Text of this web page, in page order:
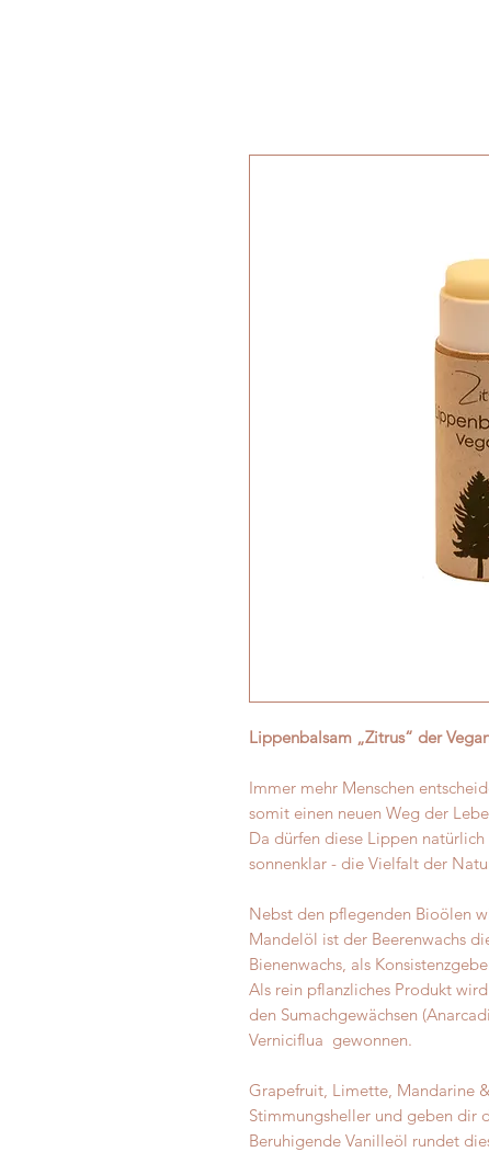
Lippenbalsam „Zitrus“ der
Immer mehr Menschen
somit einen neuen Weg der
Da dürfen diese Lippen
sonnenklar - die Vielfalt der
Nebst den pflegenden Bioölen
Mandelöl ist der Beerenwachs
Bienenwachs, als
Als rein pflanzliches Produkt
den Sumachgewächsen
Verniciflua gewonnen.
Grapefruit, Limette, Mandarine
Stimmungsheller und geben dir
Beruhigende Vanilleöl rundet